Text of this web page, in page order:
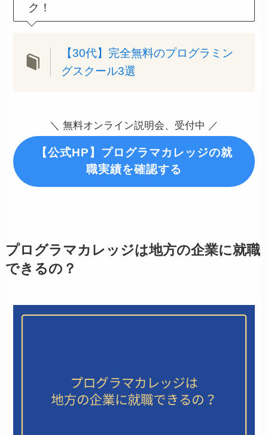
ク！
【30代】完全無料のプログラミン
グスクール3選
＼ 無料オンライン説明会、受付中 ／
【公式HP】プログラマカレッジの就
職実績を確認する
プログラマカレッジは地方の企業に就職
できるの？